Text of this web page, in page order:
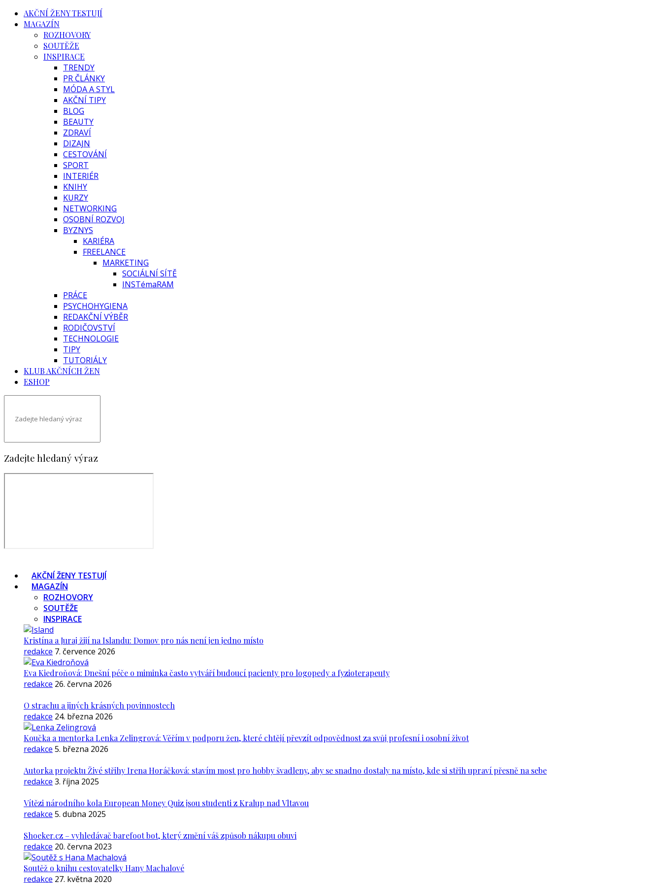
AKČNÍ ŽENY TESTUJÍ
MAGAZÍN
ROZHOVORY
SOUTĚŽE
INSPIRACE
TRENDY
PR ČLÁNKY
MÓDA A STYL
AKČNÍ TIPY
BLOG
BEAUTY
ZDRAVÍ
DIZAJN
CESTOVÁNÍ
SPORT
INTERIÉR
KNIHY
KURZY
NETWORKING
OSOBNÍ ROZVOJ
BYZNYS
KARIÉRA
FREELANCE
MARKETING
SOCIÁLNÍ SÍTĚ
INSTémaRAM
PRÁCE
PSYCHOHYGIENA
REDAKČNÍ VÝBĚR
RODIČOVSTVÍ
TECHNOLOGIE
TIPY
TUTORIÁLY
KLUB AKČNÍCH ŽEN
ESHOP
Zadejte hledaný výraz
AKČNÍ ŽENY TESTUJÍ
MAGAZÍN
ROZHOVORY
SOUTĚŽE
INSPIRACE
Kristína a Juraj žijí na Islandu: Domov pro nás není jen jedno místo
redakce 7. července 2026
Eva Kiedroňová: Dnešní péče o miminka často vytváří budoucí pacienty pro logopedy a fyzioterapeuty
redakce 26. června 2026
O strachu a jiných krásných povinnostech
redakce 24. března 2026
Koučka a mentorka Lenka Zelingrová: Věřím v podporu žen, které chtějí převzít odpovědnost za svůj profesní i osobní život
redakce 5. března 2026
Autorka projektu Živé střihy Irena Horáčková: stavím most pro hobby švadleny, aby se snadno dostaly na místo, kde si střih upraví přesně na sebe
redakce 3. října 2025
Vítězi národního kola European Money Quiz jsou studenti z Kralup nad Vltavou
redakce 5. dubna 2025
Shoeker.cz – vyhledávač barefoot bot, který změní váš způsob nákupu obuvi
redakce 20. června 2023
Soutěž o knihu cestovatelky Hany Machalové
redakce 27. května 2020